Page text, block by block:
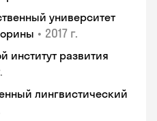
университет
• 2017 г.
институт развития
лингвистический